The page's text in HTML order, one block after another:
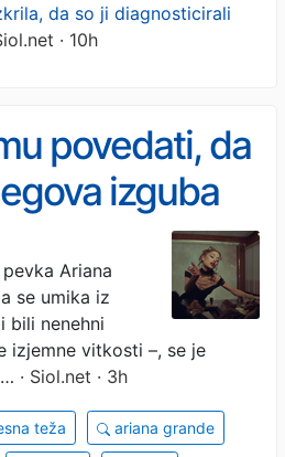
da so ji diagnosticirali
· 10h
povedati, da
izguba
Ariana
se umika iz
bili nenehni
izjemne vitkosti –, se je
· Siol.net · 3h
teža ariana grande